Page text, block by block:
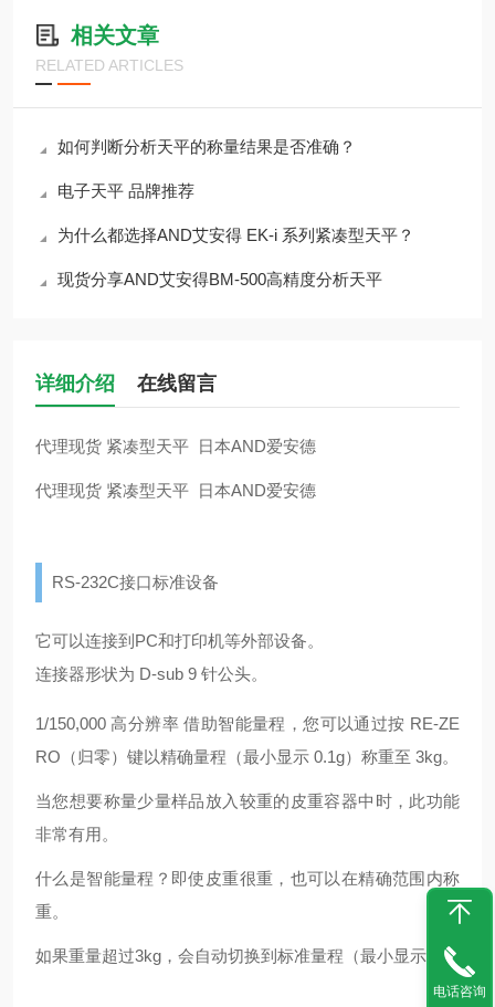
相关文章
RELATED ARTICLES
如何判断分析天平的称量结果是否准确？
电子天平 品牌推荐
为什么都选择AND艾安得 EK-i 系列紧凑型天平？
现货分享AND艾安得BM-500高精度分析天平
详细介绍 在线留言
代理现货 紧凑型天平 日本AND爱安德
代理现货 紧凑型天平 日本AND爱安德
RS-232C接口标准设备
它可以连接到PC和打印机等外部设备。
连接器形状为 D-sub 9 针公头。
1/150,000 高分辨率 借助智能量程，您可以通过按 RE-ZE
RO（归零）键以精确量程（最小显示 0.1g）称重至 3kg。
当您想要称量少量样品放入较重的皮重容器中时，此功能
非常有用。
什么是智能量程？即使皮重很重，也可以在精确范围内称
重。
如果重量超过3kg，会自动切换到标准量程（最小显示1
电话咨询